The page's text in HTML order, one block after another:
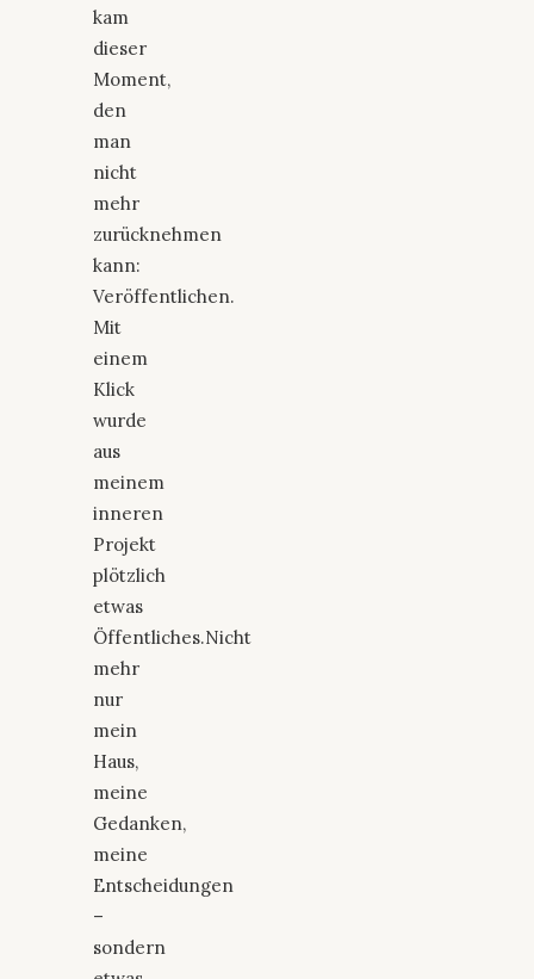
kam
dieser
Moment,
den
man
nicht
mehr
zurücknehmen
kann:
Veröffentlichen.
Mit
einem
Klick
wurde
aus
meinem
inneren
Projekt
plötzlich
etwas
Öffentliches.Nicht
mehr
nur
mein
Haus,
meine
Gedanken,
meine
Entscheidungen
–
sondern